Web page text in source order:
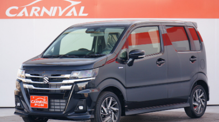
アレンジ7
未使用車
リターンカー
販売以外のサポート
カーニバル車検
メンテナンスパック
自動車保険
お知らせキャンペーン情報
プロが教える「お役立ち情報」